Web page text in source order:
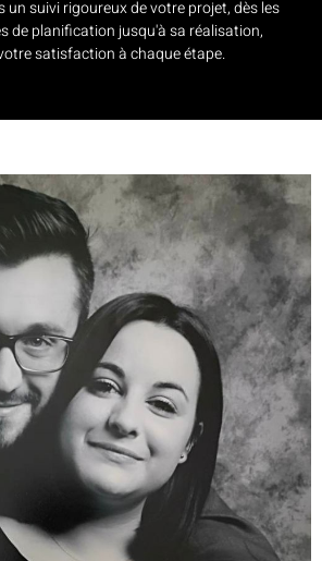
suivi rigoureux de votre projet, dès les
de planification jusqu'à sa réalisation,
satisfaction à chaque étape.